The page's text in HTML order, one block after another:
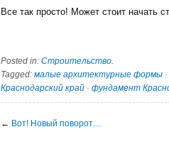
Все так просто! Может стоит начать
Posted in: Строительство.
Tagged: малые архитектурные формы ·
Краснодарский край · фундамент
← Вот! Новый поворот…